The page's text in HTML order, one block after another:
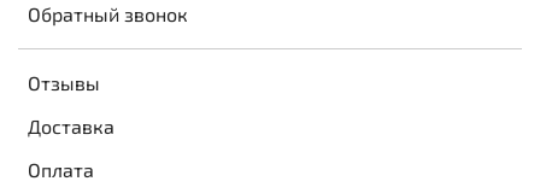
Обратный звонок
Отзывы
Доставка
Оплата